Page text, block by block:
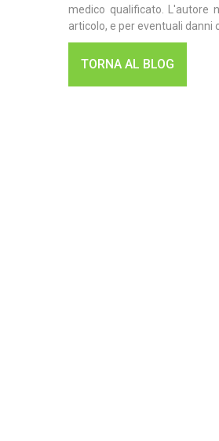
medico qualificato. L'autore
articolo, e per eventuali
TORNA AL BLOG